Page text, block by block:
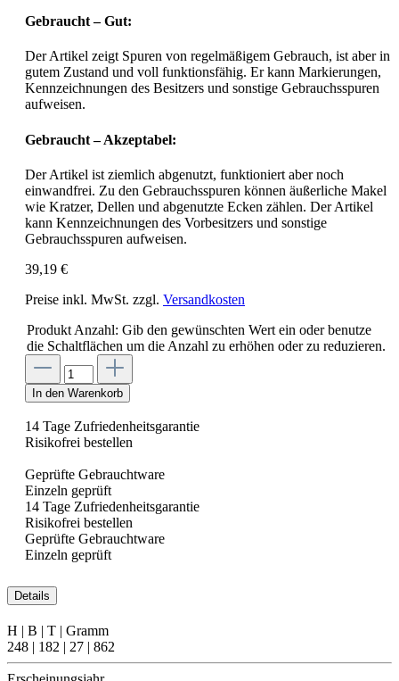
Gebraucht – Gut:
Der Artikel zeigt Spuren von regelmäßigem Gebrauch, ist aber in
gutem Zustand und voll funktionsfähig. Er kann Markierungen,
Kennzeichnungen des Besitzers und sonstige Gebrauchsspuren
aufweisen.
Gebraucht – Akzeptabel:
Der Artikel ist ziemlich abgenutzt, funktioniert aber noch
einwandfrei. Zu den Gebrauchsspuren können äußerliche Makel
wie Kratzer, Dellen und abgenutzte Ecken zählen. Der Artikel
kann Kennzeichnungen des Vorbesitzers und sonstige
Gebrauchsspuren aufweisen.
39,19 €
Preise inkl. MwSt. zzgl. Versandkosten
Produkt Anzahl: Gib den gewünschten Wert ein oder benutze
die Schaltflächen um die Anzahl zu erhöhen oder zu reduzieren.
In den Warenkorb
14 Tage Zufriedenheitsgarantie
Risikofrei bestellen
Geprüfte Gebrauchtware
Einzeln geprüft
14 Tage Zufriedenheitsgarantie
Risikofrei bestellen
Geprüfte Gebrauchtware
Einzeln geprüft
Details
H | B | T | Gramm
248 | 182 | 27 | 862